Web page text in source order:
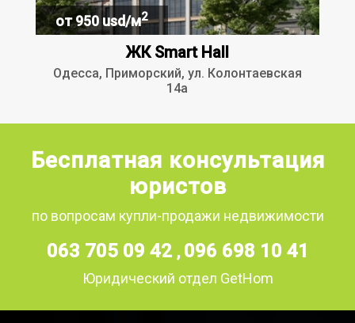
от 950 usd/м2
ЖК Smart Hall
Одесса, Приморский, ул. Колонтаевская
14а
Бесплатная консультация
юристов
по вопросам купли-продажи недвижимости
063 705 09 42 , 096 698 10 41
Юридический отдел GetHom